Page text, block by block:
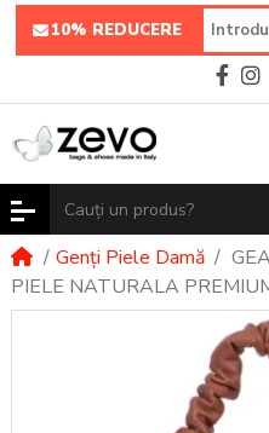
10% REDUCERE
Genți Piele Damă
PIELE NATURALA